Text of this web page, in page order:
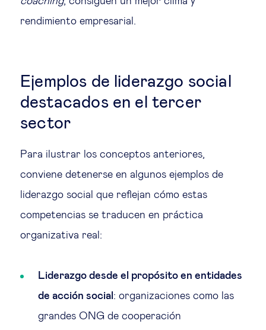
rendimiento empresarial.
Ejemplos de liderazgo social
destacados en el tercer
sector
Para ilustrar los conceptos anteriores,
conviene detenerse en algunos ejemplos de
liderazgo social que reflejan cómo estas
competencias se traducen en práctica
organizativa real:
Liderazgo desde el propósito en entidades
de acción social : organizaciones como las
grandes ONG de cooperación